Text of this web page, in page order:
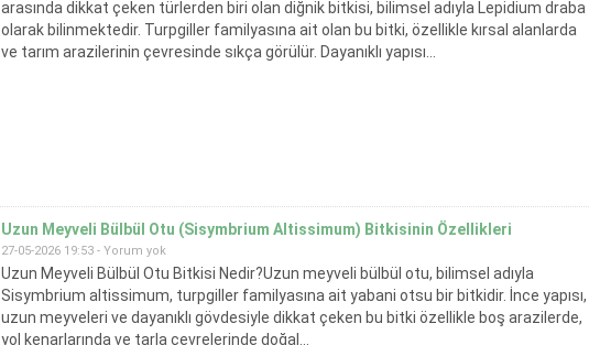
arasında dikkat çeken türlerden biri olan diğnik bitkisi, bilimsel adıyla Lepidium draba
olarak bilinmektedir. Turpgiller familyasına ait olan bu bitki, özellikle kırsal alanlarda
ve tarım arazilerinin çevresinde sıkça görülür. Dayanıklı yapısı...
Uzun Meyveli Bülbül Otu (Sisymbrium Altissimum) Bitkisinin Özellikleri
27-05-2026 19:53 - Yorum yok
Uzun Meyveli Bülbül Otu Bitkisi Nedir?Uzun meyveli bülbül otu, bilimsel adıyla
Sisymbrium altissimum, turpgiller familyasına ait yabani otsu bir bitkidir. İnce yapısı,
uzun meyveleri ve dayanıklı gövdesiyle dikkat çeken bu bitki özellikle boş arazilerde,
yol kenarlarında ve tarla çevrelerinde doğal...